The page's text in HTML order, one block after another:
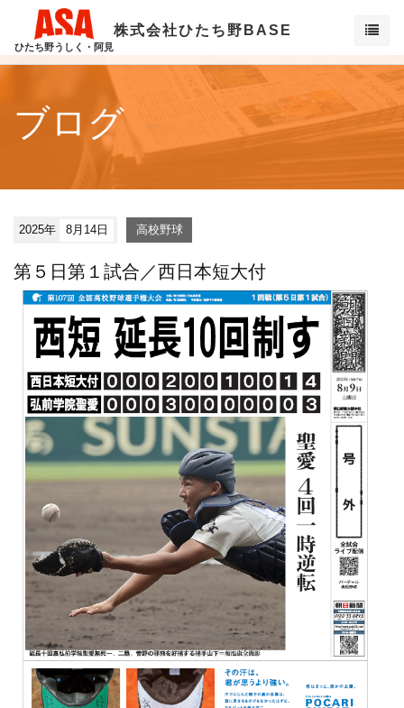
ひたち野うしく・阿見
株式会社ひたち野BASE
ブログ
2025年 8月14日 高校野球
第５日第１試合／西日本短大付